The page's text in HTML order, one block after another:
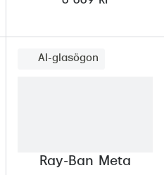
AI-glasögon
Ray-Ban Meta